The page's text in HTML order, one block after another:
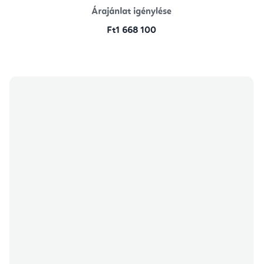
Árajánlat igénylése
Ft1 668 100